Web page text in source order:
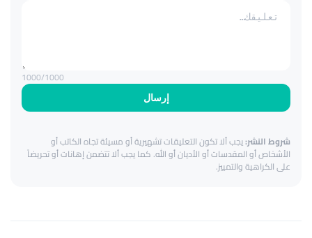
إرسال
1000/1000
شروط النشر:يجب ألا تكون التعليقات تشهيرية أو مسيئة تجاه الكاتب أو
الأشخاص أو المقدسات أو الأديان أو الله. كما يجب ألا تتضمن إهانات أو تحريضاً
على الكراهية والتمييز.